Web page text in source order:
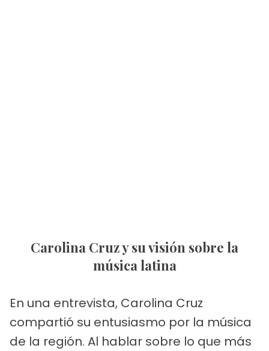
Carolina Cruz y su visión sobre la
música latina
En una entrevista, Carolina Cruz
compartió su entusiasmo por la música
de la región. Al hablar sobre lo que más